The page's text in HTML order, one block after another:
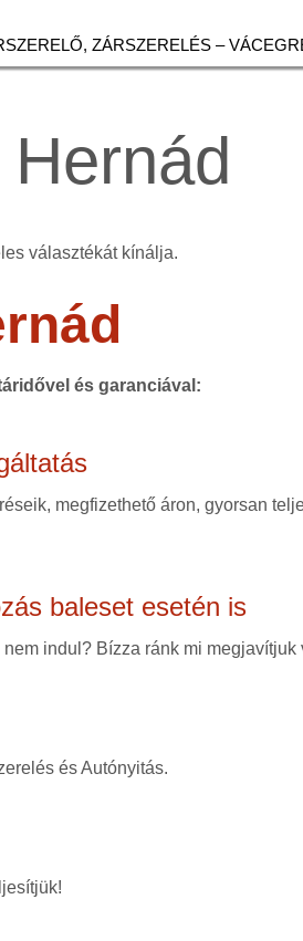
ZÁRSZERELÉS –
választékát kínálja.
és garanciával:
megfizethető áron, gyorsan
baleset esetén is
indul? Bízza ránk mi
és Autónyitás.